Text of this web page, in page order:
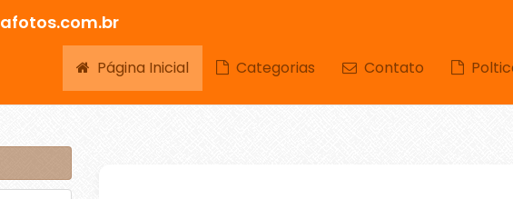
Página Inicial Categorias Contato